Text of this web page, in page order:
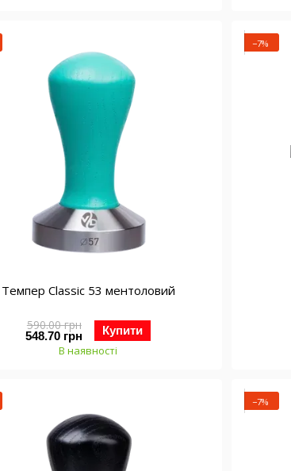
Темпер Classic 53 ментоловий
590.00 грн
548.70 грн Купити
В наявності
−7%
−7%